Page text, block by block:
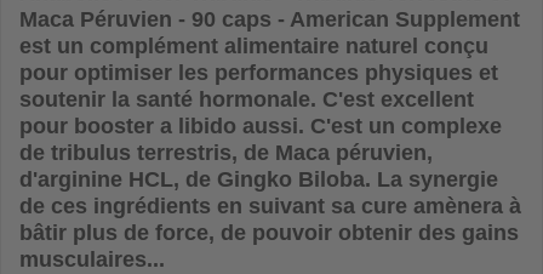
Maca Péruvien - 90 caps - American Supplement
est un complément alimentaire naturel conçu
pour optimiser les performances physiques et
soutenir la santé hormonale. C'est excellent
pour booster a libido aussi. C'est un complexe
de tribulus terrestris, de Maca péruvien,
d'arginine HCL, de Gingko Biloba. La synergie
de ces ingrédients en suivant sa cure amènera à
bâtir plus de force, de pouvoir obtenir des gains
musculaires...